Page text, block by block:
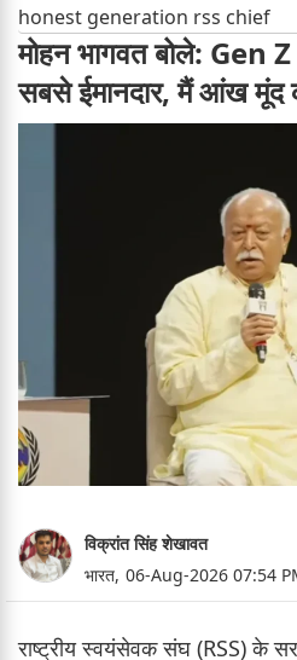
honest generation rss chief
मोहन भागवत बोले: Gen
सबसे ईमानदार, मैं आंख मूंद
विक्रांत सिंह शेखावत
भारत, 06-Aug-2026 07:54
राष्ट्रीय स्वयंसेवक संघ (RSS) के